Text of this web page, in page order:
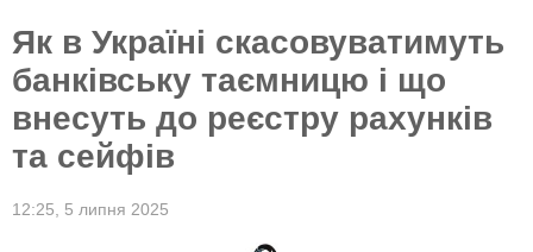
Як в Україні скасовуватимуть
банківську таємницю і що
внесуть до реєстру рахунків
та сейфів
12:25, 5 липня 2025